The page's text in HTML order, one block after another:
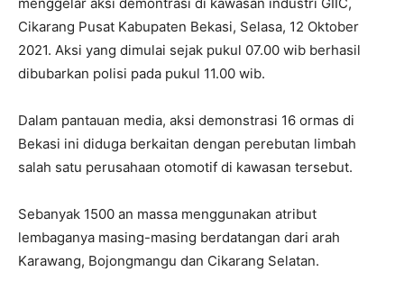
Cikarang Pusat Kabupaten Bekasi, Selasa, 12 Oktober
2021. Aksi yang dimulai sejak pukul 07.00 wib berhasil
dibubarkan polisi pada pukul 11.00 wib.
Dalam pantauan media, aksi demonstrasi 16 ormas di
Bekasi ini diduga berkaitan dengan perebutan limbah
salah satu perusahaan otomotif di kawasan tersebut.
Sebanyak 1500 an massa menggunakan atribut
lembaganya masing-masing berdatangan dari arah
Karawang, Bojongmangu dan Cikarang Selatan.